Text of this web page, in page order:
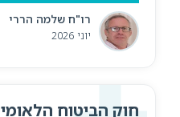
רו"ח שלמה הררי
יוני 2026